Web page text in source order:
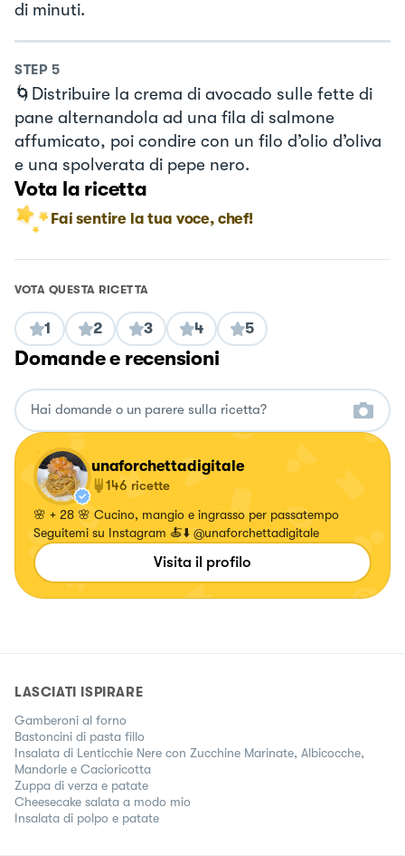
di minuti.
STEP 5
🌀Distribuire la crema di avocado sulle fette di
pane alternandola ad una fila di salmone
affumicato, poi condire con un filo d’olio d’oliva
e una spolverata di pepe nero.
Vota la ricetta
Fai sentire la tua voce, chef!
VOTA QUESTA RICETTA
1 2 3 4 5
Domande e recensioni
unaforchettadigitale
146 ricette
🌸 + 28 🌸 Cucino, mangio e ingrasso per passatempo
Seguitemi su Instagram 🍝⬇️ @unaforchettadigitale
Visita il profilo
LASCIATI ISPIRARE
Gamberoni al forno
Bastoncini di pasta fillo
Insalata di Lenticchie Nere con Zucchine Marinate, Albicocche,
Mandorle e Cacioricotta
Zuppa di verza e patate
Cheesecake salata a modo mio
Insalata di polpo e patate